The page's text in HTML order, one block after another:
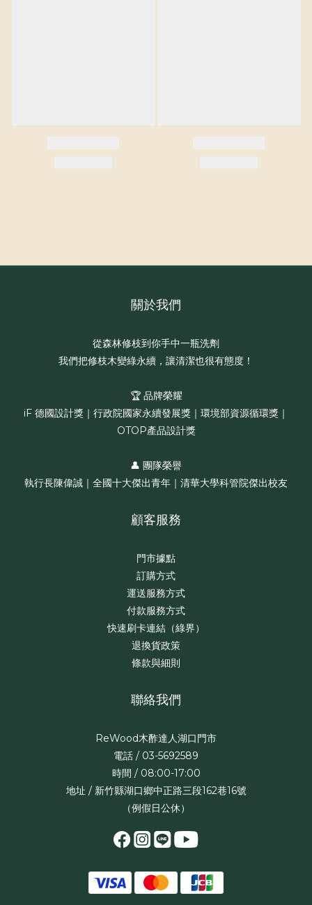
關於我們
從森林修枝到你手中一瓶洗劑
我們把修枝木變綠永續，讓清潔也很有態度！
🏆 品牌榮耀
iF 德國設計獎｜行政院國家永續發展獎｜環境部資源循環獎｜
OTOP產品設計獎
👤 團隊榮譽
執行長陳偉誠｜全國十大傑出青年｜清華大學科管院傑出校友
顧客服務
門市據點
訂購方式
運送服務方式
付款服務方式
快速刷卡連結（綠界）
退換貨政策
條款與細則
聯絡我們
ReWood木酢達人湖口門市
電話 / 03-5692589
時間 / 08:00-17:00
地址 / 新竹縣湖口鄉中正路三段162巷16號
（例假日公休）